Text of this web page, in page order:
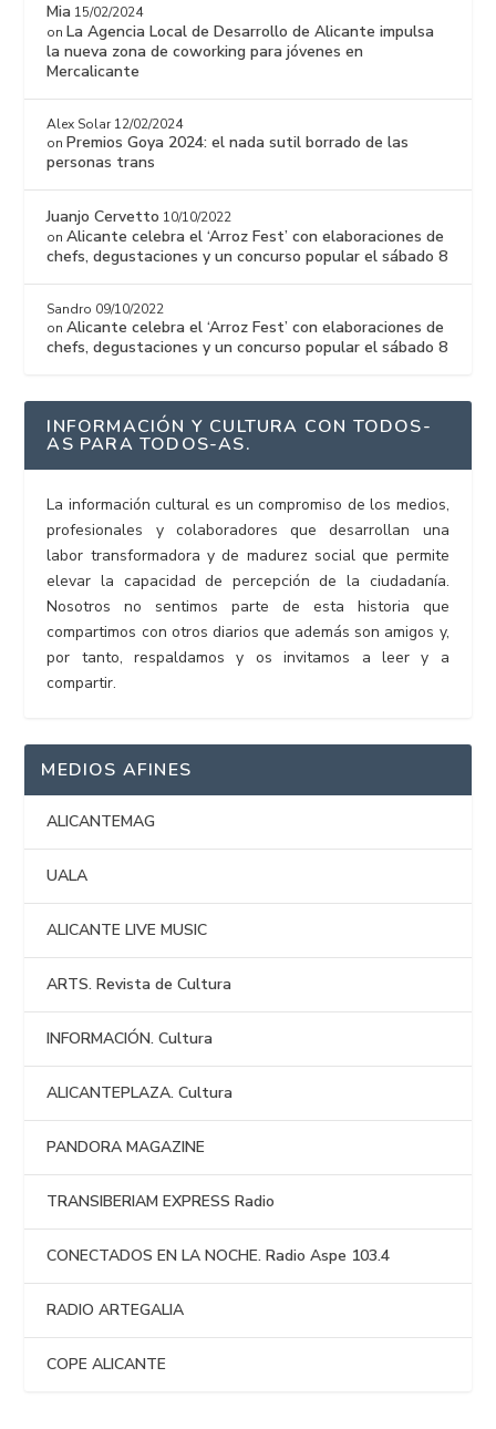
Mia 15/02/2024
onLa Agencia Local de Desarrollo de Alicante impulsa
la nueva zona de coworking para jóvenes en
Mercalicante
Alex Solar 12/02/2024
onPremios Goya 2024: el nada sutil borrado de las
personas trans
Juanjo Cervetto 10/10/2022
onAlicante celebra el ‘Arroz Fest’ con elaboraciones de
chefs, degustaciones y un concurso popular el sábado 8
Sandro 09/10/2022
onAlicante celebra el ‘Arroz Fest’ con elaboraciones de
chefs, degustaciones y un concurso popular el sábado 8
INFORMACIÓN Y CULTURA CON TODOS-
AS PARA TODOS-AS.
La información cultural es un compromiso de los medios,
profesionales y colaboradores que desarrollan una
labor transformadora y de madurez social que permite
elevar la capacidad de percepción de la ciudadanía.
Nosotros no sentimos parte de esta historia que
compartimos con otros diarios que además son amigos y,
por tanto, respaldamos y os invitamos a leer y a
compartir.
MEDIOS AFINES
ALICANTEMAG
UALA
ALICANTE LIVE MUSIC
ARTS. Revista de Cultura
INFORMACIÓN. Cultura
ALICANTEPLAZA. Cultura
PANDORA MAGAZINE
TRANSIBERIAM EXPRESS Radio
CONECTADOS EN LA NOCHE. Radio Aspe 103.4
RADIO ARTEGALIA
COPE ALICANTE